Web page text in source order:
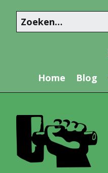
Home Blog